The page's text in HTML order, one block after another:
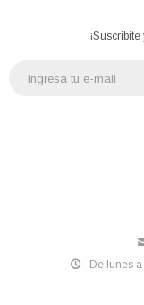
De lunes